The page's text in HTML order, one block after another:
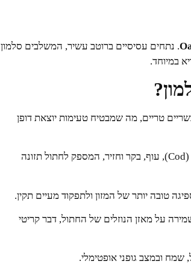
. נתחים עסיסיים ברוטב עשיר, המשלבים סלמון
במיוחד.
לפחות 14% רכיבים בשריים טריים, מה שמבטיח טעימות יוצאת דופן
שילוב עשיר של סלמון (4%), דג בקלה (Cod), עוף, בקר וחזיר, המספק לחתול תזונה
טובה יותר של המזון ולתפקוד מעיים תקין.
בשמירה על מאזן הנוזלים של החתול, דבר קריטי
ובמצב גופני אופטימלי.